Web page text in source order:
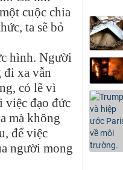
cuộc chia
ta sẽ bỏ
hình. Người
đi xa vẫn
có lẽ vì
việc đạo đức
mà không
để việc
người mong